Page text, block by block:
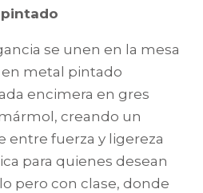
se unen en la mesa
en metal pintado
encimera en gres
creando un
entre fuerza y ​​ligereza
para quienes desean
pero con clase, donde